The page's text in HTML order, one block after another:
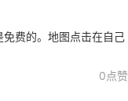
费的。地图点击在自己
0点赞